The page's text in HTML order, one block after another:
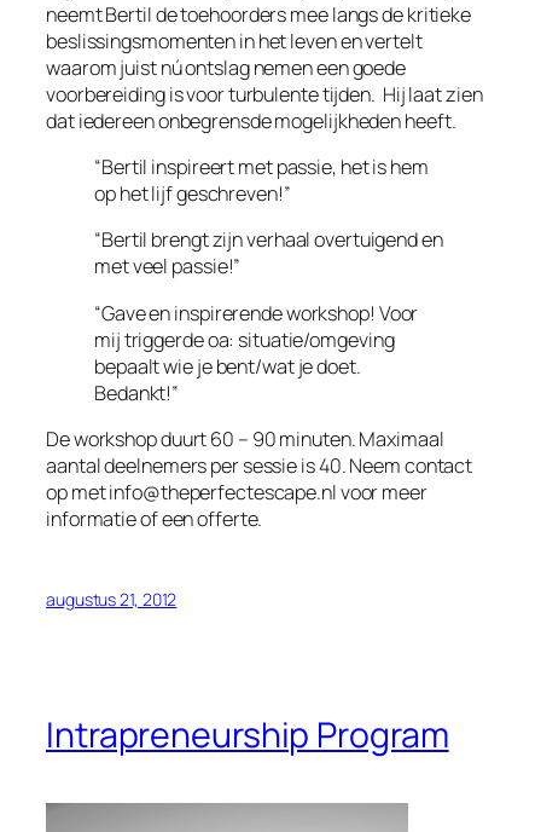
neemt Bertil de toehoorders mee langs de kritieke
beslissingsmomenten in het leven en vertelt
waarom juist nú ontslag nemen een goede
voorbereiding is voor turbulente tijden. Hij laat zien
dat iedereen onbegrensde mogelijkheden heeft.
“Bertil inspireert met passie, het is hem
op het lijf geschreven!”
“Bertil brengt zijn verhaal overtuigend en
met veel passie!”
“Gave en inspirerende workshop! Voor
mij triggerde oa: situatie/omgeving
bepaalt wie je bent/wat je doet.
Bedankt!”
De workshop duurt 60 – 90 minuten. Maximaal
aantal deelnemers per sessie is 40. Neem contact
op met info@theperfectescape.nl voor meer
informatie of een offerte.
augustus 21, 2012
Intrapreneurship Program